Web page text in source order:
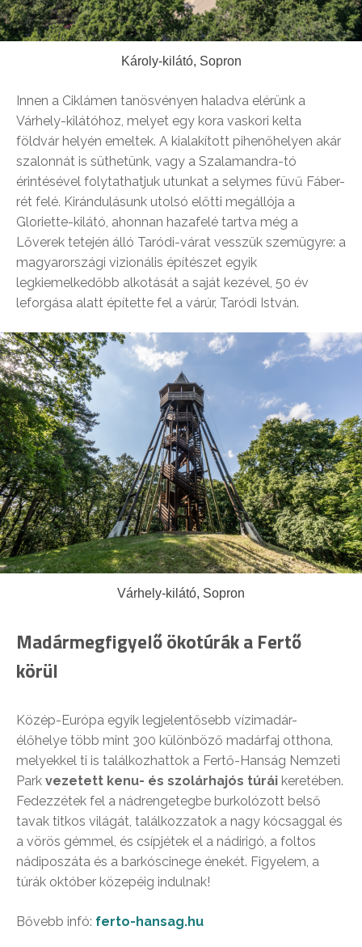
Károly-kilátó, Sopron
Innen a Ciklámen tanösvényen haladva elérünk a
Várhely-kilátóhoz, melyet egy kora vaskori kelta
földvár helyén emeltek. A kialakított pihenőhelyen akár
szalonnát is süthetünk, vagy a Szalamandra-tó
érintésével folytathatjuk utunkat a selymes füvű Fáber-
rét felé. Kirándulásunk utolsó előtti megállója a
Gloriette-kilátó, ahonnan hazafelé tartva még a
Lőverek tetején álló Taródi-várat vesszük szemügyre: a
magyarországi vizionális építészet egyik
legkiemelkedőbb alkotását a saját kezével, 50 év
leforgása alatt építette fel a várúr, Taródi István.
Várhely-kilátó, Sopron
Madármegfigyelő ökotúrák a Fertő
körül
Közép-Európa egyik legjelentősebb vízimadár-
élőhelye több mint 300 különböző madárfaj otthona,
melyekkel ti is találkozhattok a Fertő-Hanság Nemzeti
Park vezetett kenu- és szolárhajós túrái keretében.
Fedezzétek fel a nádrengetegbe burkolózott belső
tavak titkos világát, találkozzatok a nagy kócsaggal és
a vörös gémmel, és csípjétek el a nádirigó, a foltos
nádiposzáta és a barkóscinege énekét. Figyelem, a
túrák október közepéig indulnak!
Bővebb infó: ferto-hansag.hu